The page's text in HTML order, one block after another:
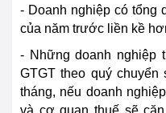
- Doanh nghiệp có tổng
của năm trước liền kề
- Những doanh nghiệp
GTGT theo quý chuyển
tháng, nếu doanh
và cơ quan thuế sẽ